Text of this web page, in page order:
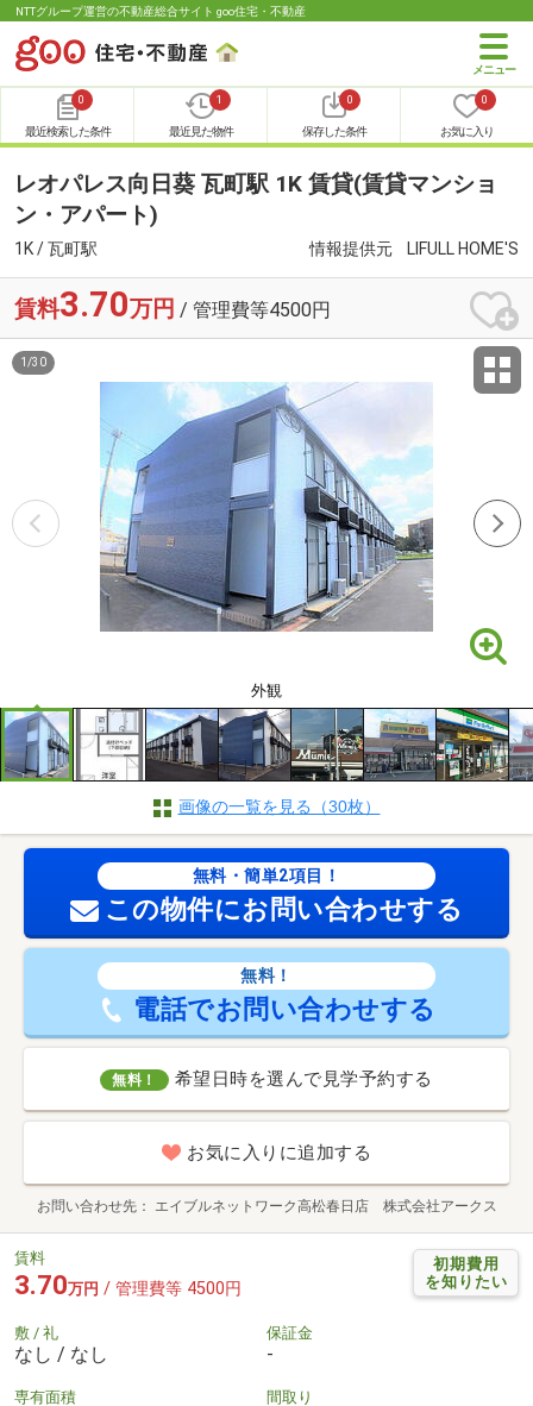
NTTグループ運営の不動産総合サイト goo住宅・不動産
0
最近検索した条件
1
最近見た物件
0
保存した条件
0
お気に入り
レオパレス向日葵 瓦町駅 1K 賃貸(賃貸マンショ
ン・アパート)
1K / 瓦町駅 情報提供元 LIFULL HOME'S
賃料3.70万円 / 管理費等4500円
外観
1 /30
画像の一覧を見る（30枚）
無料・簡単2項目！
この物件にお問い合わせする
無料！
電話でお問い合わせする
無料！ 希望日時を選んで見学予約する
お気に入りに追加する
お問い合わせ先 エイブルネットワーク高松春日店 株式会社アークス
初期費用
を知りたい
賃料
3.70万円 / 管理費等 4500円
敷 / 礼
なし / なし
保証金
-
専有面積 間取り